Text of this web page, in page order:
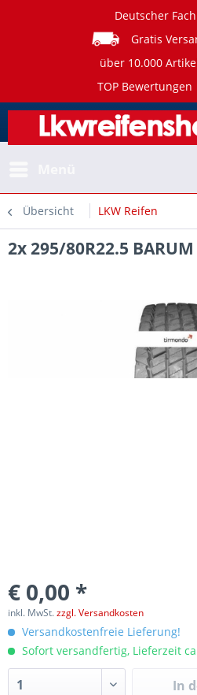
Deutscher
Gratis
über 10.000
TOP Bewertungen
Übersicht LKW Reifen
2x 295/80R22.5
€ 0,00 *
inkl. MwSt.zzgl. Versandkosten
Versandkostenfreie Lieferung!
Sofort versandfertig, Lieferzeit
In